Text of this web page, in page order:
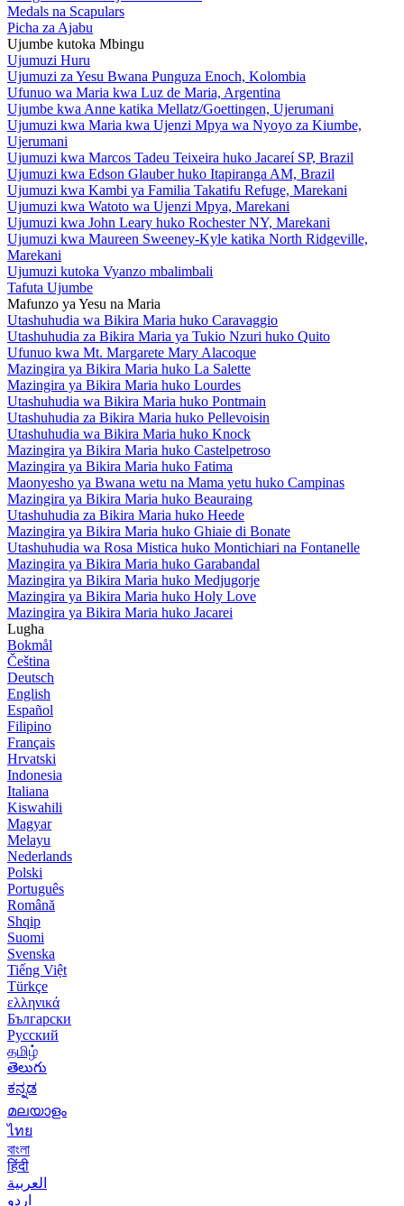
Medals na Scapulars
Picha za Ajabu
Ujumbe kutoka Mbingu
Ujumuzi Huru
Ujumuzi za Yesu Bwana Punguza Enoch, Kolombia
Ufunuo wa Maria kwa Luz de Maria, Argentina
Ujumbe kwa Anne katika Mellatz/Goettingen, Ujerumani
Ujumuzi kwa Maria kwa Ujenzi Mpya wa Nyoyo za Kiumbe,
Ujerumani
Ujumuzi kwa Marcos Tadeu Teixeira huko Jacareí SP, Brazil
Ujumuzi kwa Edson Glauber huko Itapiranga AM, Brazil
Ujumuzi kwa Kambi ya Familia Takatifu Refuge, Marekani
Ujumuzi kwa Watoto wa Ujenzi Mpya, Marekani
Ujumuzi kwa John Leary huko Rochester NY, Marekani
Ujumuzi kwa Maureen Sweeney-Kyle katika North Ridgeville,
Marekani
Ujumuzi kutoka Vyanzo mbalimbali
Tafuta Ujumbe
Mafunzo ya Yesu na Maria
Utashuhudia wa Bikira Maria huko Caravaggio
Utashuhudia za Bikira Maria ya Tukio Nzuri huko Quito
Ufunuo kwa Mt. Margarete Mary Alacoque
Mazingira ya Bikira Maria huko La Salette
Mazingira ya Bikira Maria huko Lourdes
Utashuhudia wa Bikira Maria huko Pontmain
Utashuhudia za Bikira Maria huko Pellevoisin
Utashuhudia wa Bikira Maria huko Knock
Mazingira ya Bikira Maria huko Castelpetroso
Mazingira ya Bikira Maria huko Fatima
Maonyesho ya Bwana wetu na Mama yetu huko Campinas
Mazingira ya Bikira Maria huko Beauraing
Utashuhudia za Bikira Maria huko Heede
Mazingira ya Bikira Maria huko Ghiaie di Bonate
Utashuhudia wa Rosa Mistica huko Montichiari na Fontanelle
Mazingira ya Bikira Maria huko Garabandal
Mazingira ya Bikira Maria huko Medjugorje
Mazingira ya Bikira Maria huko Holy Love
Mazingira ya Bikira Maria huko Jacarei
Lugha
Bokmål
Čeština
Deutsch
English
Español
Filipino
Français
Hrvatski
Indonesia
Italiana
Kiswahili
Magyar
Melayu
Nederlands
Polski
Português
Română
Shqip
Suomi
Svenska
Tiếng Việt
Türkçe
ελληνικά
Български
Русский
தமிழ்
తెలుగు
ಕನ್ನಡ
മലയാളം
ไทย
বাংলা
हिंदी
العربية
اردو